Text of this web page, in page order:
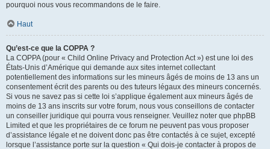
pourquoi nous vous recommandons de le faire.
Haut
Qu’est-ce que la COPPA ?
La COPPA (pour « Child Online Privacy and Protection Act ») est une loi des
États-Unis d’Amérique qui demande aux sites internet collectant
potentiellement des informations sur les mineurs âgés de moins de 13 ans un
consentement écrit des parents ou des tuteurs légaux des mineurs concernés.
Si vous ne savez pas si cette loi s’applique également aux mineurs âgés de
moins de 13 ans inscrits sur votre forum, nous vous conseillons de contacter
un conseiller juridique qui pourra vous renseigner. Veuillez noter que phpBB
Limited et que les propriétaires de ce forum ne peuvent pas vous proposer
d’assistance légale et ne doivent donc pas être contactés à ce sujet, excepté
lorsque l’assistance porte sur la question « Qui dois-je contacter à propos de